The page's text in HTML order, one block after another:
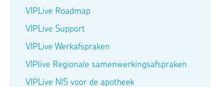
VIPLive Roadmap
VIPLive Support
VIPLive Werkafspraken
VIPlive Regionale samenwerkingsafspraken
VIPLive NIS voor de apotheek